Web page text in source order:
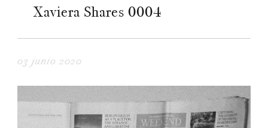
Xaviera Shares 0004
03 junio 2020